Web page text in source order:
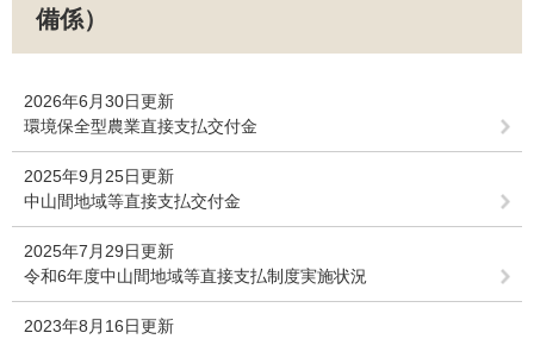
備係）
2026年6月30日更新
環境保全型農業直接支払交付金
2025年9月25日更新
中山間地域等直接支払交付金
2025年7月29日更新
令和6年度中山間地域等直接支払制度実施状況
2023年8月16日更新